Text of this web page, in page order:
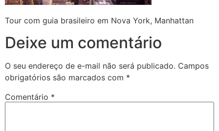
Tour com guia brasileiro em Nova York, Manhattan
Deixe um comentário
O seu endereço de e-mail não será publicado. Campos
obrigatórios são marcados com *
Comentário *